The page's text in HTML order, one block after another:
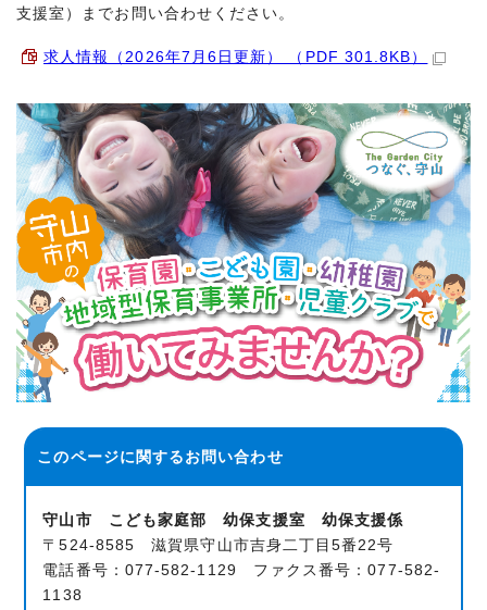
支援室）までお問い合わせください。
求人情報（2026年7月6日更新） （PDF 301.8KB）
このページに関するお問い合わせ
守山市 こども家庭部 幼保支援室 幼保支援係
〒524-8585 滋賀県守山市吉身二丁目5番22号
電話番号：077-582-1129 ファクス番号：077-582-
1138